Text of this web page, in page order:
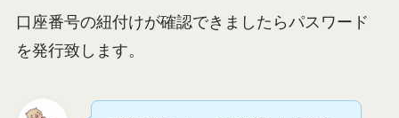
口座番号の紐付けが確認できましたらパスワード
を発行致します。